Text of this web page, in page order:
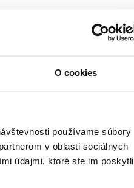
O cookies
používame súbory
v oblasti sociálnych
údajmi, ktoré ste im poskytli